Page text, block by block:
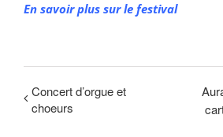
En savoir plus sur le festival
Concert d’orgue et
choeurs